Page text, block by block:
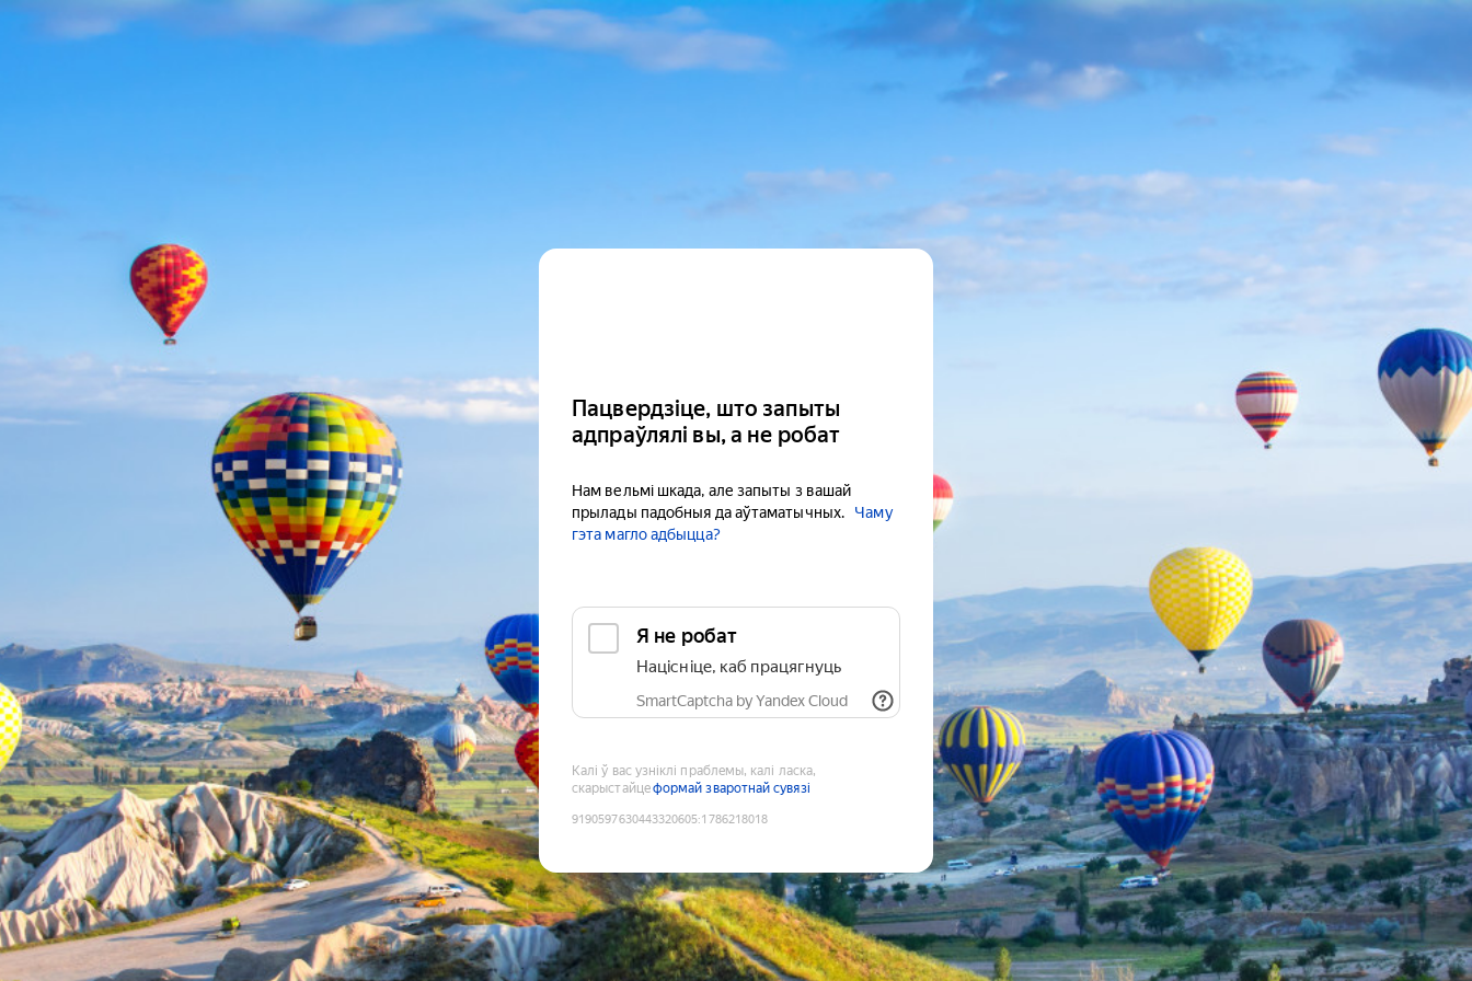
Пацвердзіце, што запыты
адпраўлялі вы, а не робат
Нам вельмі шкада, але запыты з вашай
прылады падобныя да аўтаматычных.
Чаму
гэта магло адбыцца?
Я не робат
Націсніце, каб працягнуць
SmartCaptcha by Yandex Cloud
Калі ў вас узніклі праблемы, калі ласка,
скарыстайцеформай зваротнай сувязі
9190597630443320605:1786218018